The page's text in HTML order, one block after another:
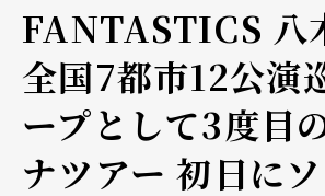
FANTASTICS 八
全国7都市12公演
ープとして3度目
ナツアー 初日に